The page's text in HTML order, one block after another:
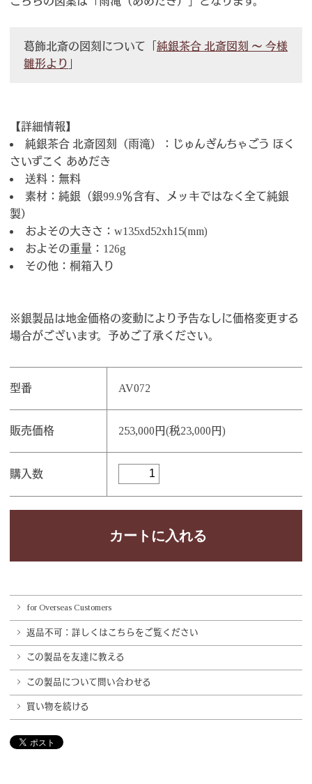
葛飾北斎の図刻について「 純銀茶合 北斎図刻 ～ 今様
雛形より
【詳細情報】
純銀茶合 北斎図刻（雨滝）：じゅんぎんちゃごう ほく
さいずこく あめだき
送料：無料
素材：純銀（銀99.9％含有、メッキではなく全て純銀
製）
およその大きさ：w135xd52xh15(mm)
およその重量：126g
その他：桐箱入り
※銀製品は地金価格の変動により予告なしに価格変更する
場合がございます。予めご了承ください。
型番 AV072
販売価格 253,000円(税23,000円)
購入数
for Overseas Customers
返品不可：詳しくはこちらをご覧ください
この製品を友達に教える
この製品について問い合わせる
買い物を続ける